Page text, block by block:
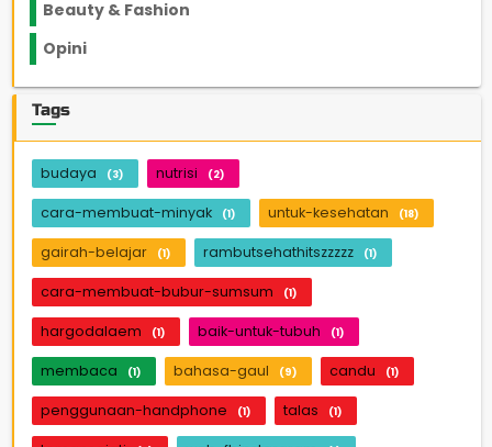
Beauty & Fashion
Opini
Tags
budaya (3) nutrisi (2)
cara-membuat-minyak (1) untuk-kesehatan (18)
gairah-belajar (1) rambutsehathitszzzzz (1)
cara-membuat-bubur-sumsum (1)
hargodalaem (1) baik-untuk-tubuh (1)
membaca (1) bahasa-gaul (9) candu (1)
penggunaan-handphone (1) talas (1)